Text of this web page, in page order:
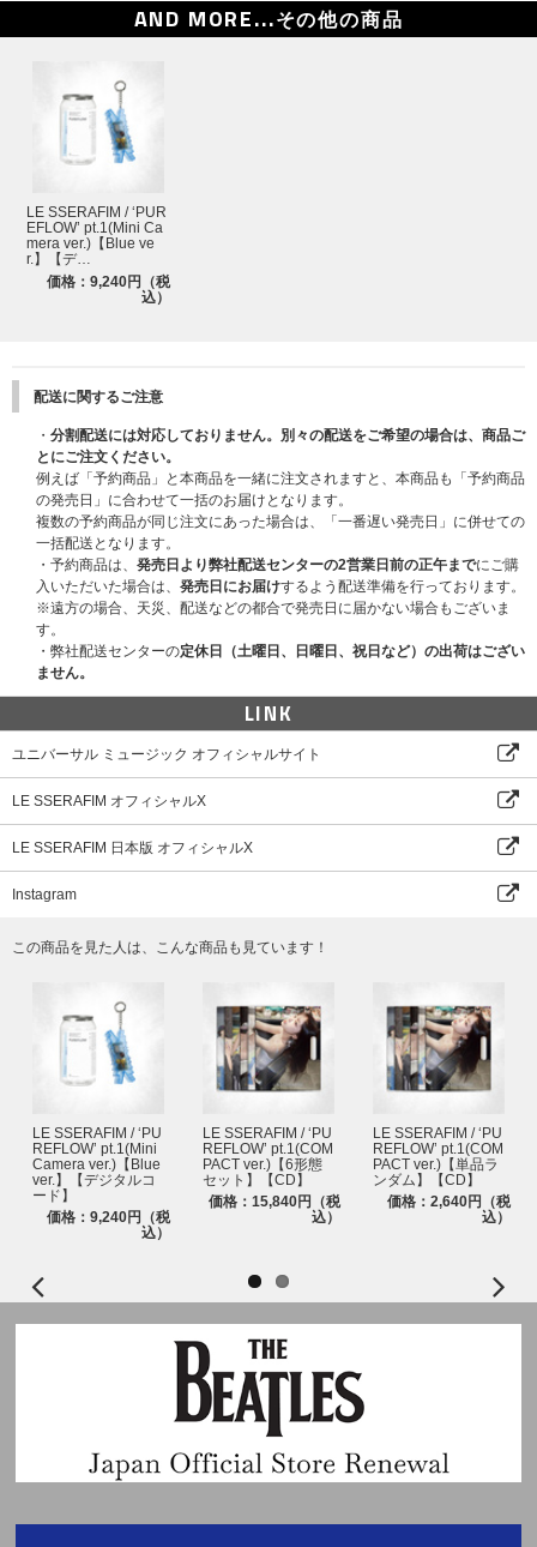
■応募方法及び注意事項
※本企画は日本国内限定の企画です。海外からのお問い合わせには対応いた
しかねますので、あらかじめご了承ください。
AND MORE...その他の商品
LE SSERAFIM / ‘PUR
EFLOW’ pt.1(Mini Ca
mera ver.)【Blue ve
r.】【デ…
価格：9,240円（税
込）
配送に関するご注意
・ 分割配送には対応しておりません。別々の配送をご希望の場合は、商品ご
とにご注文ください。
例えば「予約商品」と本商品を一緒に注文されますと、本商品も「予約商品
の発売日」に合わせて一括のお届けとなります。
複数の予約商品が同じ注文にあった場合は、「一番遅い発売日」に併せての
一括配送となります。
・予約商品は、 発売日より弊社配送センターの2営業日前の正午までにご購
入いただいた場合は、 発売日にお届けするよう配送準備を行っております。
※遠方の場合、天災、配送などの都合で発売日に届かない場合もございま
す。
・弊社配送センターの定休日（土曜日、日曜日、祝日など）の出荷はござい
ません。
LINK
ユニバーサル ミュージック オフィシャルサイト
LE SSERAFIM オフィシャルX
LE SSERAFIM 日本版 オフィシャルX
Instagram
この商品を見た人は、こんな商品も見ています！
LE SSERAFIM / ‘PU
REFLOW’ pt.1(Mini
Camera ver.)【Blue
ver.】【デジタルコ
ード】
価格：9,240円（税
込）
LE SSERAFIM / ‘PU
REFLOW’ pt.1(COM
PACT ver.)【6形態
セット】【CD】
価格：15,840円（税
込）
LE SSERAFIM / ‘PU
REFLOW’ pt.1(COM
PACT ver.)【単品ラ
ンダム】【CD】
価格：2,640円（税
込）